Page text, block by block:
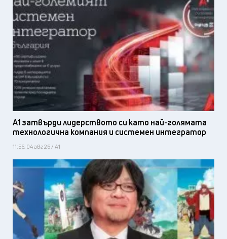
А1 затвърди лидерството си като най-голямата
технологична компания и системен интегратор
11:56, 04 авг 26 / А1